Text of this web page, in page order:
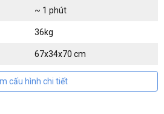
~ 1 phút
36kg
67x34x70 cm
cấu hình chi tiết